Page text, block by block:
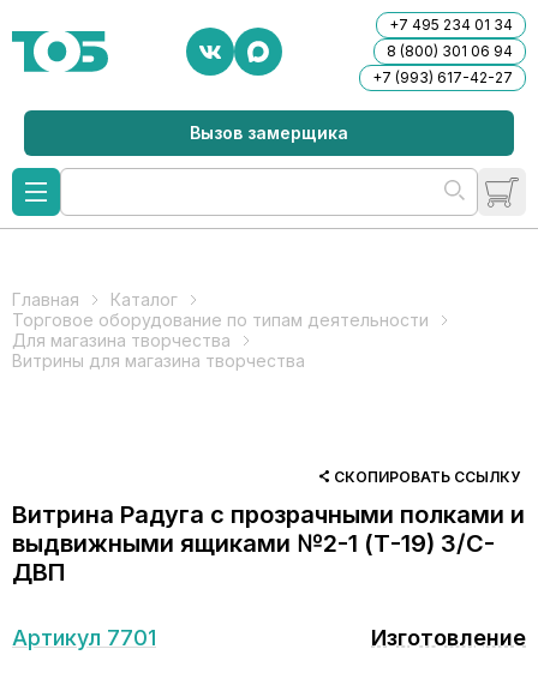
+7 495 234 01 34
8 (800) 301 06 94
+7 (993) 617-42-27
Вызов замерщика
Главная
Каталог
Торговое оборудование по типам деятельности
Для магазина творчества
Витрины для магазина творчества
СКОПИРОВАТЬ ССЫЛКУ
Витрина Радуга с прозрачными полками и
выдвижными ящиками №2-1 (Т-19) З/C-
ДВП
Артикул 7701 Изготовление